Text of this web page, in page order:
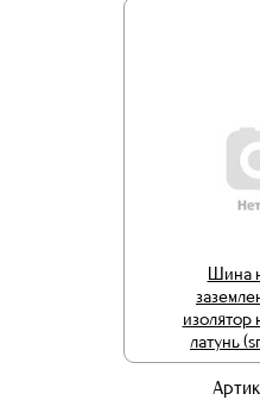
Шина
изолятор
латунь